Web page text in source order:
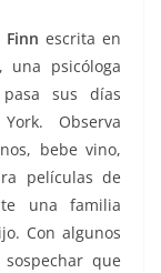
Finn escrita en
psicóloga
sus días
Observa
bebe vino,
películas de
una familia
Con algunos
que